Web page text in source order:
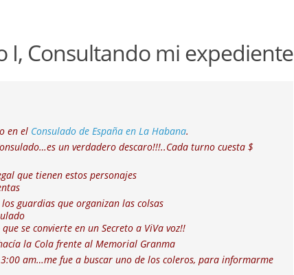
I, Consultando mi expediente
en el Consulado de España en La Habana.
un verdadero descaro!!!..Cada turno cuesta $
que tienen estos personajes
los guardias que organizan las colsas
se convierte en un Secreto a ViVa voz!!
la Cola frente al Memorial Granma
am…me fue a buscar uno de los coleros, para informarme